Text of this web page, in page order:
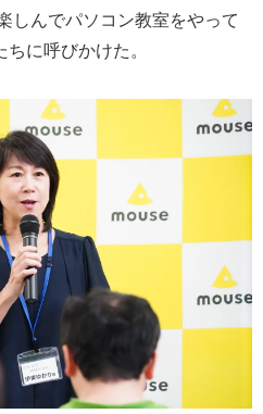
しんでパソコン教室をやって
に呼びかけた。